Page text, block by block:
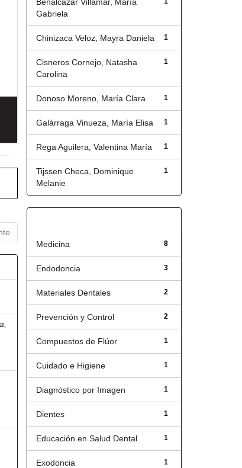
Gabriela
1
Chinizaca Veloz, Mayra Daniela
1
Cisneros Cornejo, Natasha
Carolina
1
Donoso Moreno, María Clara
1
Galárraga Vinueza, María Elisa
1
Rega Aguilera, Valentina María
1
Tijssen Checa, Dominique
Melanie
8
Medicina
3
Endodoncia
2
Materiales Dentales
2
Prevención y Control
1
Compuestos de Flúor
1
Cuidado e Higiene
1
Diagnóstico por Imagen
1
Dientes
1
Educación en Salud Dental
1
Exodoncia